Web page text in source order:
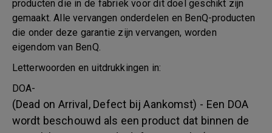
producten die in de fabriek voor dit doel geschikt zijn
gemaakt. Alle vervangen onderdelen en BenQ-producten
die onder deze garantie zijn vervangen, worden
eigendom van BenQ.
Letterwoorden en uitdrukkingen in:
DOA-
(Dead on Arrival, Defect bij Aankomst) - Een DOA
wordt beschouwd als een product dat binnen de